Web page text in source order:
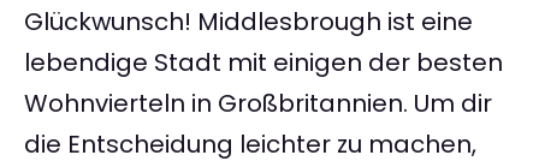
Glückwunsch! Middlesbrough ist eine
lebendige Stadt mit einigen der besten
Wohnvierteln in Großbritannien. Um dir
die Entscheidung leichter zu machen,